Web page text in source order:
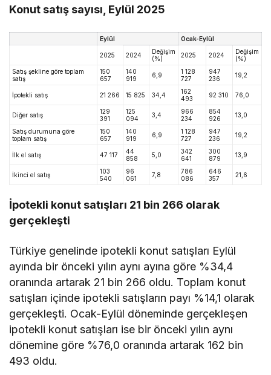
Konut satış sayısı, Eylül 2025
Eylül Ocak-Eylül
2025 2024
Değişim
(%)
2025 2024
Değişim
(%)
Satış şekline göre toplam
satış
150
657
140
919
6,9
1 128
727
947
236
19,2
İpotekli satış 21 266 15 825 34,4
162
493
92 310 76,0
Diğer satış
129
391
125
094
3,4
966
234
854
926
13,0
Satış durumuna göre
toplam satış
150
657
140
919
6,9
1 128
727
947
236
19,2
İlk el satış 47 117
44
858
5,0
342
641
300
879
13,9
İkinci el satış
103
540
96
061
7,8
786
086
646
357
21,6
İpotekli konut satışları 21 bin 266 olarak
gerçekleşti
Türkiye genelinde ipotekli konut satışları Eylül
ayında bir önceki yılın aynı ayına göre %34,4
oranında artarak 21 bin 266 oldu. Toplam konut
satışları içinde ipotekli satışların payı %14,1 olarak
gerçekleşti. Ocak-Eylül döneminde gerçekleşen
ipotekli konut satışları ise bir önceki yılın aynı
dönemine göre %76,0 oranında artarak 162 bin
493 oldu.